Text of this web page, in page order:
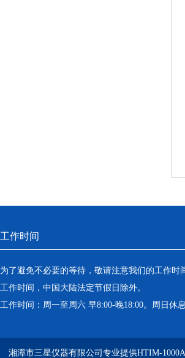
工作时间
为了避免不必要的等待，敬请注意我们的工作时
工作时间，中国大陆法定节假日除外。
工作时间：周一至周六 早8:00-晚18:00。周日休息
湘潭市三星仪器有限公司专业提供HTIM-